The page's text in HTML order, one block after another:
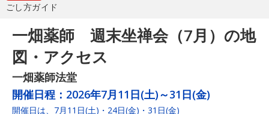
ごし方ガイド
一畑薬師 週末坐禅会（7月）の地
図・アクセス
一畑薬師法堂
開催日程： 2026年7月11日(土)～31日(金)
開催日は、7月11日(土)・24日(金)・31日(金)